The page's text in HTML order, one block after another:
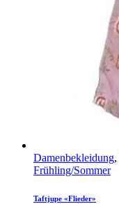
Damenbekleidung,
Frühling/Sommer
Taftjupe «Flieder»